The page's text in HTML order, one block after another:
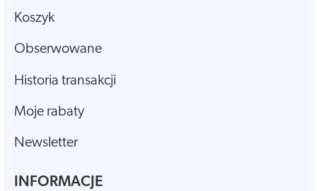
Koszyk
Obserwowane
Historia transakcji
Moje rabaty
Newsletter
INFORMACJE